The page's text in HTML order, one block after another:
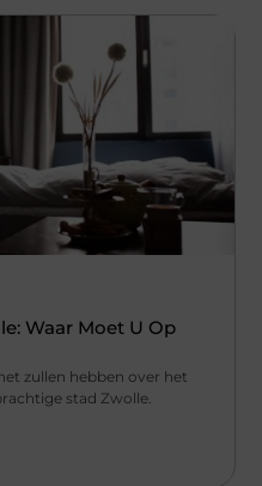
Waar Moet U Op
zullen hebben over het
stad Zwolle.